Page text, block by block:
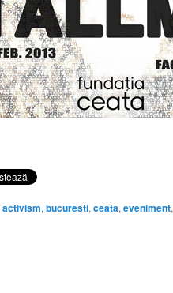
activism, bucuresti, ceata, eveniment,